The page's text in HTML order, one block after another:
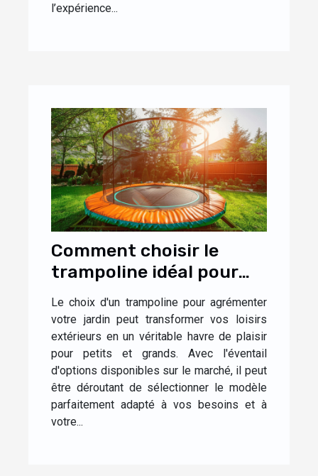
l’expérience...
Comment choisir le
trampoline idéal pour
votre jardin
Le choix d'un trampoline pour agrémenter
votre jardin peut transformer vos loisirs
extérieurs en un véritable havre de plaisir
pour petits et grands. Avec l'éventail
d'options disponibles sur le marché, il peut
être déroutant de sélectionner le modèle
parfaitement adapté à vos besoins et à
votre...